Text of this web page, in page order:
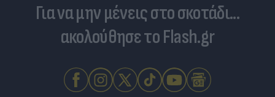
Για να μην μένεις στο σκοτάδι...
ακολούθησε το Flash.gr